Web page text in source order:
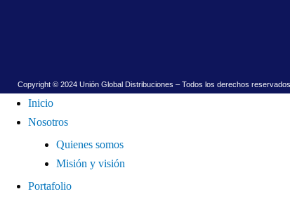
Copyright © 2024 Unión Global Distribuciones – Todos los derechos
Inicio
Nosotros
Quienes somos
Misión y visión
Portafolio